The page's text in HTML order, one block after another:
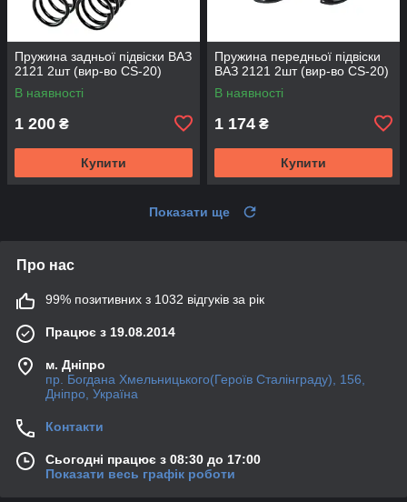
Пружина задньої підвіски ВАЗ
2121 2шт (вир-во CS-20)
В наявності
1 200 ₴
Купити
Пружина передньої підвіски
ВАЗ 2121 2шт (вир-во CS-20)
В наявності
1 174 ₴
Купити
Показати ще
Про нас
99% позитивних з 1032 відгуків за рік
Працює з 19.08.2014
м. Дніпро
пр. Богдана Хмельницького(Героїв Сталінграду), 156,
Дніпро, Україна
Контакти
Сьогодні працює з 08:30 до 17:00
Показати весь графік роботи